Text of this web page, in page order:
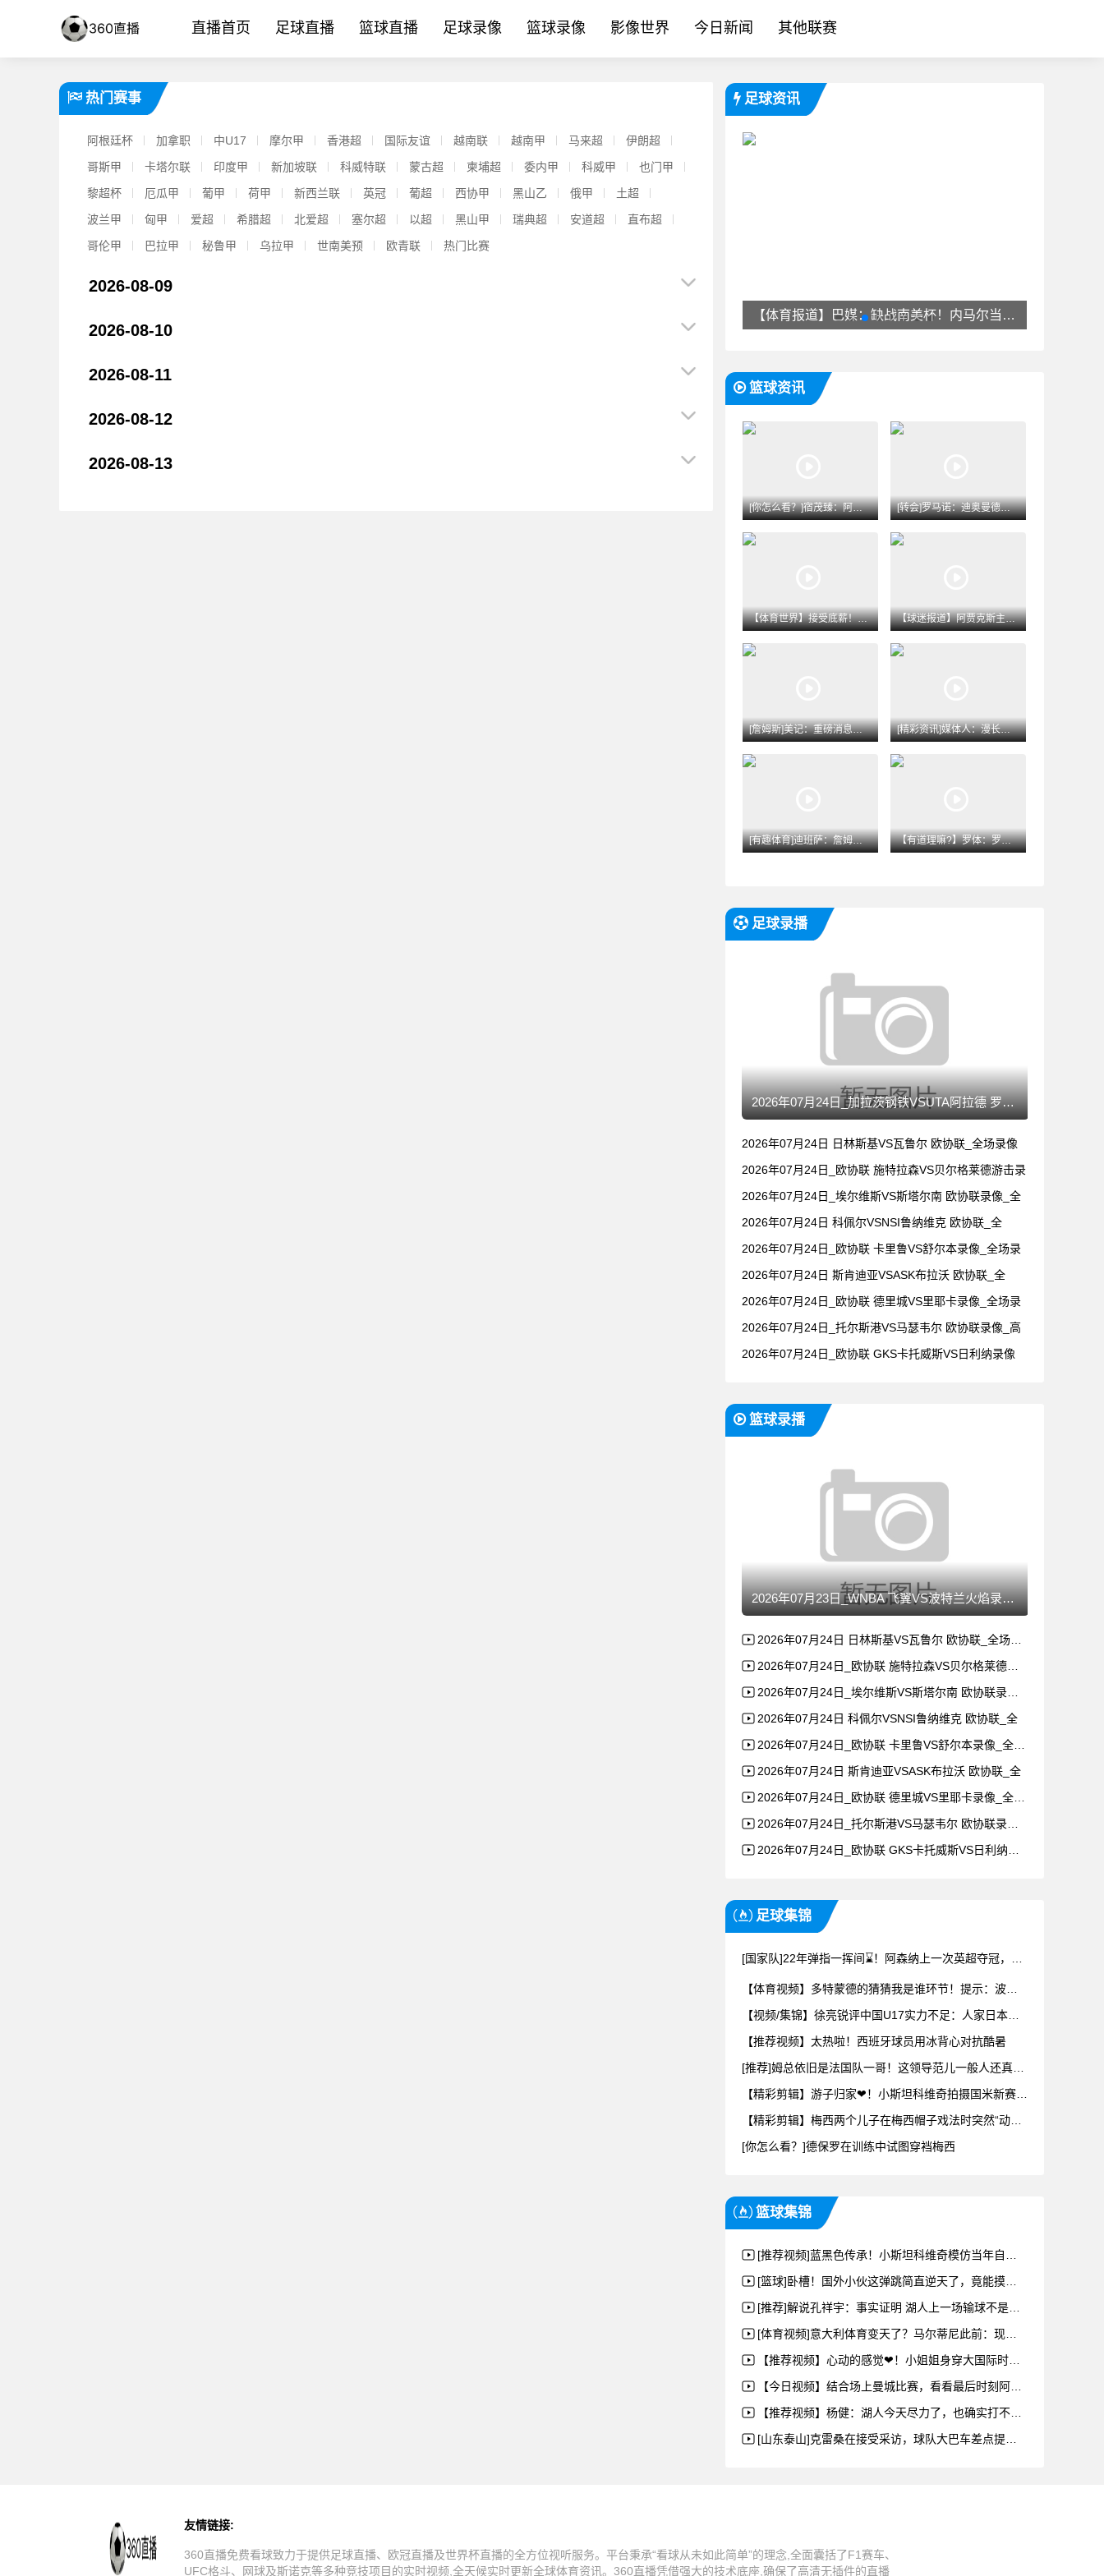
直播首页 足球直播 篮球直播 足球录像 篮球录像 影像世界 今日新闻 其他联赛
热门赛事
阿根廷杯 加拿职 中U17 摩尔甲 香港超 国际友谊 越南联 越南甲 马来超
伊朗超
哥斯甲
卡塔尔联 印度甲 新加坡联 科威特联 蒙古超 柬埔超 委内甲 科威甲
也门甲
黎超杯
厄瓜甲 葡甲 荷甲 新西兰联 英冠 葡超 西协甲 黑山乙 俄甲
土超
波兰甲
匈甲 爱超 希腊超 北爱超 塞尔超 以超 黑山甲 瑞典超 安道超
直布超
哥伦甲
巴拉甲 秘鲁甲 乌拉甲 世南美预 欧青联 热门比赛
2026-08-09
2026-08-10
2026-08-11
2026-08-12
2026-08-13
足球资讯
[足球]记者：40岁魔笛将于周末与米兰签署一份为期一年的合同
篮球资讯
[你怎么看？]宿茂臻：阿尔瓦罗、谢文能下周跟队训练，李源一八 [转会]罗马诺：迪奥曼德未表现出转会曼城枪手意愿，皇马1亿欧
【体育世界】接受底薪！41岁老詹今年季后赛38.4分钟&23 【球迷报道】阿贾克斯主帅：特尔施特根是我们感兴趣的球员，但他
[詹姆斯]美记：重磅消息源称詹姆斯去热火是必然的 预计本周末 [精彩资讯]媒体人：漫长等待消磨了对詹姆斯去哪的期待 一两周
[有趣体育]迪班萨：詹姆斯不会来奇才 如招募会让他去跟老队友 【有道理嘛?】罗体：罗马和莫雷拉谈妥200万欧年薪 和斯特拉
足球录播
2026年07月24日_加拉茨钢铁VSUTA阿拉德 罗甲录像
2026年07月24日 日林斯基VS瓦鲁尔 欧协联_全场录像
2026年07月24日_欧协联 施特拉森VS贝尔格莱德游击录
2026年07月24日_埃尔维斯VS斯塔尔南 欧协联录像_全
2026年07月24日 科佩尔VSNSI鲁纳维克 欧协联_全
2026年07月24日_欧协联 卡里鲁VS舒尔本录像_全场录
2026年07月24日 斯肯迪亚VSASK布拉沃 欧协联_全
2026年07月24日_欧协联 德里城VS里耶卡录像_全场录
2026年07月24日_托尔斯港VS马瑟韦尔 欧协联录像_高
2026年07月24日_欧协联 GKS卡托威斯VS日利纳录像
篮球录播
2026年07月23日_WNBA 飞翼VS波特兰火焰录像_全
2026年07月24日 日林斯基VS瓦鲁尔 欧协联_全场录像
2026年07月24日_欧协联 施特拉森VS贝尔格莱德游击录
2026年07月24日_埃尔维斯VS斯塔尔南 欧协联录像_全
2026年07月24日 科佩尔VSNSI鲁纳维克 欧协联_全
2026年07月24日_欧协联 卡里鲁VS舒尔本录像_全场录
2026年07月24日 斯肯迪亚VSASK布拉沃 欧协联_全
2026年07月24日_欧协联 德里城VS里耶卡录像_全场录
2026年07月24日_托尔斯港VS马瑟韦尔 欧协联录像_高
2026年07月24日_欧协联 GKS卡托威斯VS日利纳录像
足球集锦
【推荐视频】太热啦！西班牙球员用冰背心对抗酷暑
[你怎么看？]德保罗在训练中试图穿裆梅西
篮球集锦
[推荐视频]蓝黑色传承！小斯坦科维奇模仿当年自己坐在父亲肩头时的庆祝动作
[篮球]卧槽！国外小伙这弹跳简直逆天了，竟能摸到篮板的上沿！
[推荐]解说孔祥宇：事实证明 湖人上一场输球不是为了卖票！
[体育视频]意大利体育变天了？马尔蒂尼此前：现在的追星一族都在看网球了
【推荐视频】心动的感觉❤！小姐姐身穿大国际时代蓝黑复古球衣露出甜美笑容
【今日视频】结合场上曼城比赛，看看最后时刻阿森纳全队观战的紧张氛围
【推荐视频】杨健：湖人今天尽力了，也确实打不过，这是湖人本赛季打雷霆最强硬的比赛
[山东泰山]克雷桑在接受采访，球队大巴车差点提前走了，他挥手才喊停了
友情链接:
360直播免费看球致力于提供足球直播、欧冠直播及世界杯直播的全方位视听服务。平台秉承“看球从未如此简单”的理念,全面囊括了F1赛车、
UFC格斗、网球及斯诺克等多种竞技项目的实时视频,全天候实时更新全球体育资讯。360直播凭借强大的技术底座,确保了高清无插件的直播